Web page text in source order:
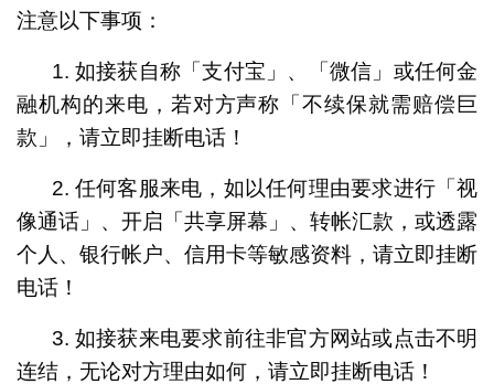
注意以下事项：
1. 如接获自称「支付宝」、「微信」或任何金
融机构的来电，若对方声称「不续保就需赔偿巨
款」，请立即挂断电话！
2. 任何客服来电，如以任何理由要求进行「视
像通话」、开启「共享屏幕」、转帐汇款，或透露
个人、银行帐户、信用卡等敏感资料，请立即挂断
电话！
3. 如接获来电要求前往非官方网站或点击不明
连结，无论对方理由如何，请立即挂断电话！